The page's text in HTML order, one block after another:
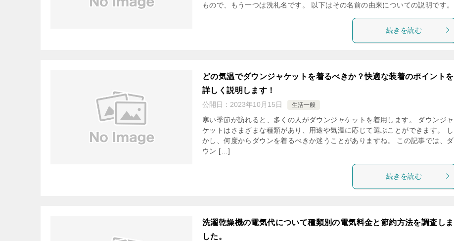
もので、もう一つは洗礼名です。 以下はその名前の由来についての説明です。
続きを読む
どの気温でダウンジャケットを着るべきか？快適な装着のポイントを
詳しく説明します！
公開日： 2023年10月15日 生活一般
寒い季節が訪れると、多くの人がダウンジャケットを着用します。 ダウンジャ
ケットはさまざまな種類があり、用途や気温に応じて選ぶことができます。 し
かし、何度からダウンを着るべきか迷うことがありますね。 この記事では、ダ
ウン […]
続きを読む
洗濯乾燥機の電気代について種類別の電気料金と節約方法を調査しま
した。